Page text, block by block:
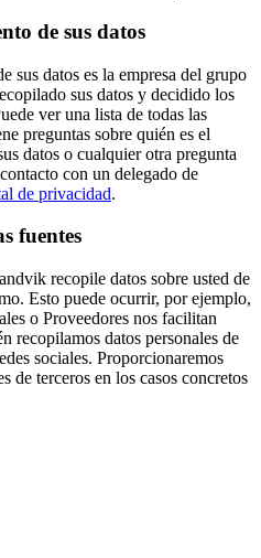
de sus datos
sus datos es la empresa del grupo
sus datos y decidido los
ver una lista de todas las
preguntas sobre quién es el
datos o cualquier otra pregunta
con un delegado de
de privacidad.
fuentes
recopile datos sobre usted de
Esto puede ocurrir, por ejemplo,
o Proveedores nos facilitan
recopilamos datos personales de
sociales. Proporcionaremos
de terceros en los casos concretos